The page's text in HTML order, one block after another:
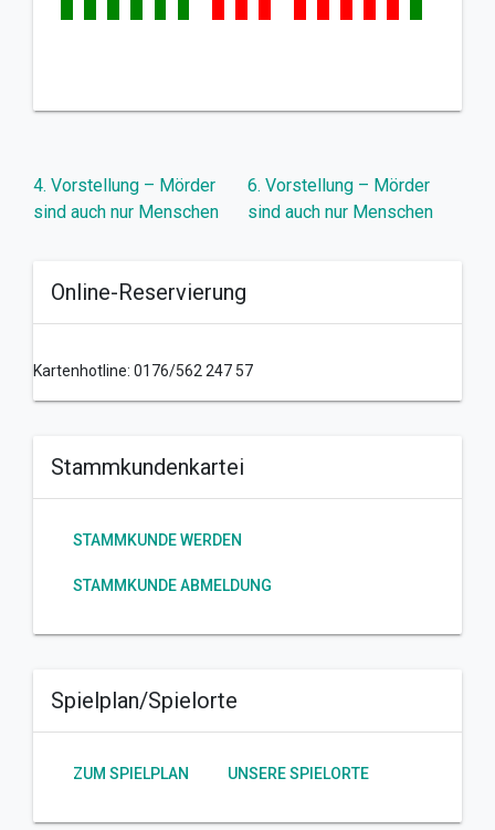
Beitragsnavigation
4. Vorstellung – Mörder
sind auch nur Menschen
6. Vorstellung – Mörder
sind auch nur Menschen
Online-Reservierung
Kartenhotline: 0176/562 247 57
Stammkundenkartei
STAMMKUNDE WERDEN
STAMMKUNDE ABMELDUNG
Spielplan/Spielorte
ZUM SPIELPLAN UNSERE SPIELORTE